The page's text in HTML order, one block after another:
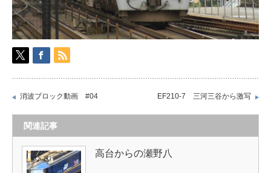
消波ブロック動画 #04 EF210-7 三河三谷から激写
関連記事
高台からの瀬野八